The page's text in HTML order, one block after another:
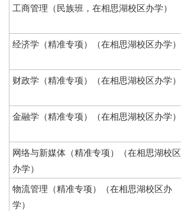
工商管理（民族班，在相思湖校区办学）
经济学（精准专项）（在相思湖校区办学）
财政学（精准专项）（在相思湖校区办学）
金融学（精准专项）（在相思湖校区办学）
网络与新媒体（精准专项）（在相思湖校区
办学）
物流管理（精准专项）（在相思湖校区办
学）